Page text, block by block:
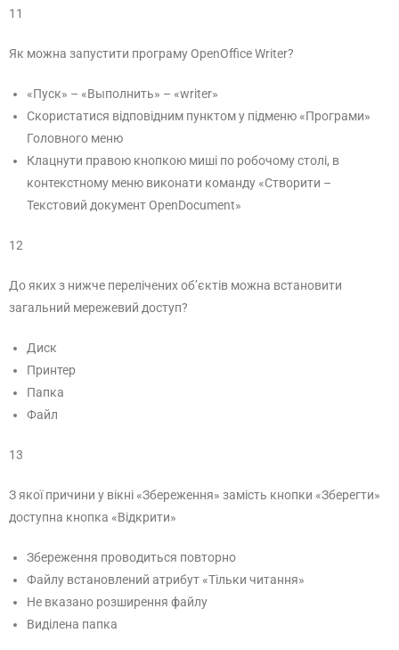
11
Як можна запустити програму OpenOffice Writer?
«Пуск» – «Выполнить» – «writer»
Скористатися відповідним пунктом у підменю «Програми»
Головного меню
Клацнути правою кнопкою миші по робочому столі, в
контекстному меню виконати команду «Створити –
Текстовий документ OpenDocument»
12
До яких з нижче перелічених об’єктів можна встановити
загальний мережевий доступ?
Диск
Принтер
Папка
Файл
13
З якої причини у вікні «Збереження» замість кнопки «Зберегти»
доступна кнопка «Відкрити»
Збереження проводиться повторно
Файлу встановлений атрибут «Тільки читання»
Не вказано розширення файлу
Виділена папка